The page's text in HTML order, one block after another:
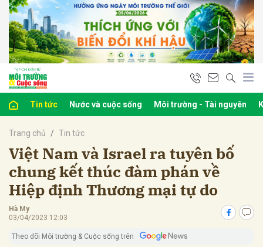
Tin tức Nước và cuộc sống Môi trường - Tài nguyên
Trang chủ Tin tức
Việt Nam và Israel ra tuyên bố
chung kết thúc đàm phán về
Hiệp định Thương mại tự do
Hà My
03/04/2023 12:03
Theo dõi Môi trường & Cuộc sống trên
luận
Hủy